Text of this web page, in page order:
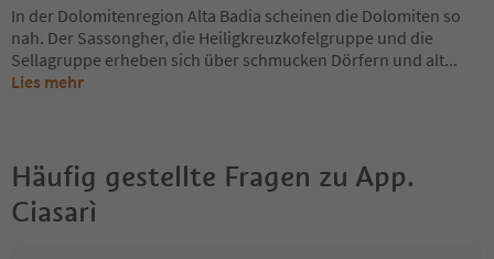
In der Dolomitenregion Alta Badia scheinen die Dolomiten so
nah. Der Sassongher, die Heiligkreuzkofelgruppe und die
Sellagruppe erheben sich über schmucken Dörfern und alt...
Lies mehr
Häufig gestellte Fragen zu App.
Ciasarì